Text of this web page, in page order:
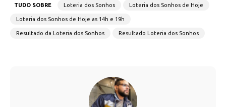
TUDO SOBRE Loteria dos Sonhos Loteria dos Sonhos de Hoje
Loteria dos Sonhos de Hoje as 14h e 19h
Resultado da Loteria dos Sonhos Resultado Loteria dos Sonhos